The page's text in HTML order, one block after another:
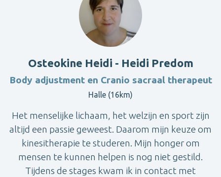
Osteokine Heidi - Heidi Predom
Body adjustment en Cranio sacraal therapeut
Halle (16km)
Het menselijke lichaam, het welzijn en sport zijn
altijd een passie geweest. Daarom mijn keuze om
kinesitherapie te studeren. Mijn honger om
mensen te kunnen helpen is nog niet gestild.
Tijdens de stages kwam ik in contact met